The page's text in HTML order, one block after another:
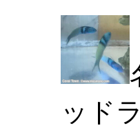
ッド